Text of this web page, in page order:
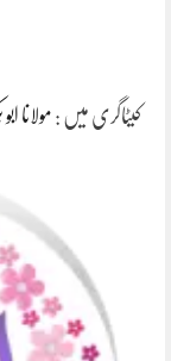
کیٹاگری میں : مولانا